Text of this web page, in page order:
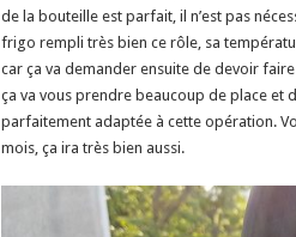
de la bouteille est parfait, il n’est pas
frigo rempli très bien ce rôle, sa
car ça va demander ensuite de devoir
ça va vous prendre beaucoup de place et
parfaitement adaptée à cette opération.
mois, ça ira très bien aussi.